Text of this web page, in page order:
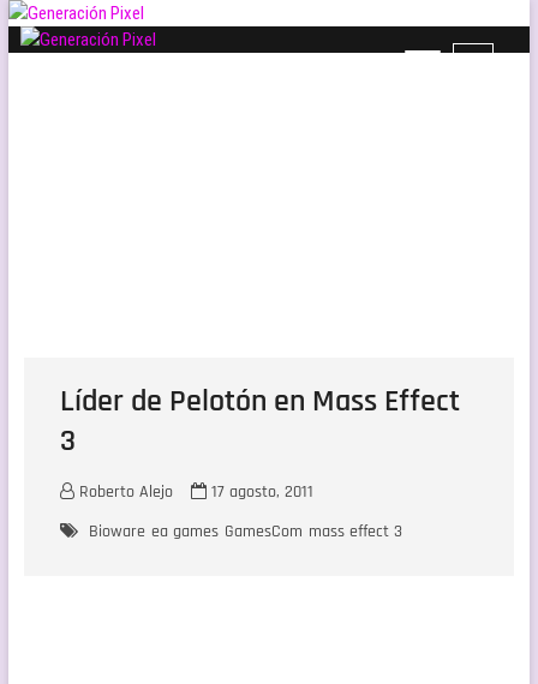
Saltar
B
Líder de Pelotón en Mass Effect
3
Roberto Alejo
17 agosto, 2011
Bioware ea games GamesCom mass effect 3